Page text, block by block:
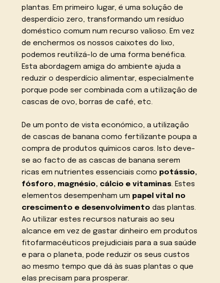
plantas. Em primeiro lugar, é uma solução de
desperdício zero, transformando um resíduo
doméstico comum num recurso valioso. Em vez
de enchermos os nossos caixotes do lixo,
podemos reutilizá-lo de uma forma benéfica.
Esta abordagem amiga do ambiente ajuda a
reduzir o desperdício alimentar, especialmente
porque pode ser combinada com a utilização de
cascas de ovo, borras de café, etc.
De um ponto de vista económico, a utilização
de cascas de banana como fertilizante poupa a
compra de produtos químicos caros. Isto deve-
se ao facto de as cascas de banana serem
ricas em nutrientes essenciais como potássio,
fósforo, magnésio, cálcio e vitaminas. Estes
elementos desempenham um papel vital no
crescimento e desenvolvimento das plantas.
Ao utilizar estes recursos naturais ao seu
alcance em vez de gastar dinheiro em produtos
fitofarmacêuticos prejudiciais para a sua saúde
e para o planeta, pode reduzir os seus custos
ao mesmo tempo que dá às suas plantas o que
elas precisam para prosperar.